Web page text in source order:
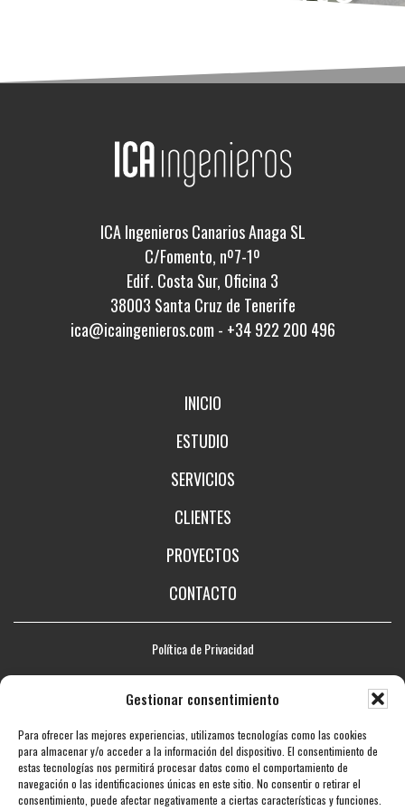
Gestionar consentimiento
Para ofrecer las mejores experiencias, utilizamos tecnologías como las cookies
para almacenar y/o acceder a la información del dispositivo. El consentimiento de
estas tecnologías nos permitirá procesar datos como el comportamiento de
navegación o las identificaciones únicas en este sitio. No consentir o retirar el
consentimiento, puede afectar negativamente a ciertas características y funciones.
ICA Ingenieros Canarios Anaga SL
C/Fomento, nº7-1º
Edif. Costa Sur, Oficina 3
38003 Santa Cruz de Tenerife
ica@icaingenieros.com - +34 922 200 496
INICIO
ESTUDIO
SERVICIOS
CLIENTES
PROYECTOS
CONTACTO
Política de Privacidad
Aviso legal
Mapa web
Accesibilidad